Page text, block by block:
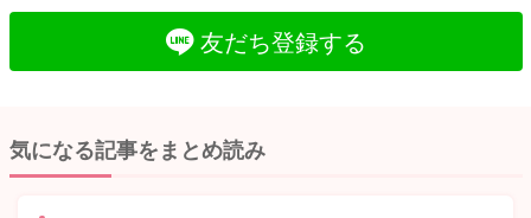
友だち登録する
気になる記事をまとめ読み